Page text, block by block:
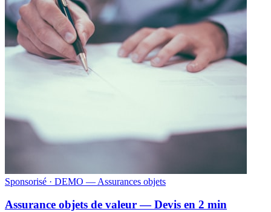
Sponsorisé · DEMO — Assurances objets
Assurance objets de valeur — Devis en 2 min